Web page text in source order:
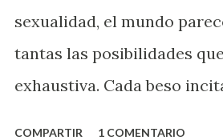
sexualidad, el mundo
tantas las posibilidades
exhaustiva. Cada beso
COMPARTIR 1 COMENTARIO